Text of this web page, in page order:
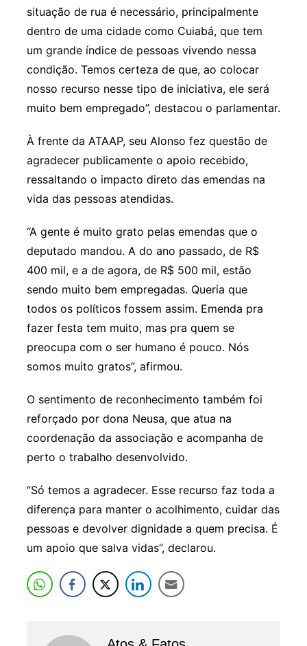
situação de rua é necessário, principalmente
dentro de uma cidade como Cuiabá, que tem
um grande índice de pessoas vivendo nessa
condição. Temos certeza de que, ao colocar
nosso recurso nesse tipo de iniciativa, ele será
muito bem empregado”, destacou o parlamentar.
À frente da ATAAP, seu Alonso fez questão de
agradecer publicamente o apoio recebido,
ressaltando o impacto direto das emendas na
vida das pessoas atendidas.
“A gente é muito grato pelas emendas que o
deputado mandou. A do ano passado, de R$
400 mil, e a de agora, de R$ 500 mil, estão
sendo muito bem empregadas. Queria que
todos os políticos fossem assim. Emenda pra
fazer festa tem muito, mas pra quem se
preocupa com o ser humano é pouco. Nós
somos muito gratos”, afirmou.
O sentimento de reconhecimento também foi
reforçado por dona Neusa, que atua na
coordenação da associação e acompanha de
perto o trabalho desenvolvido.
“Só temos a agradecer. Esse recurso faz toda a
diferença para manter o acolhimento, cuidar das
pessoas e devolver dignidade a quem precisa. É
um apoio que salva vidas”, declarou.